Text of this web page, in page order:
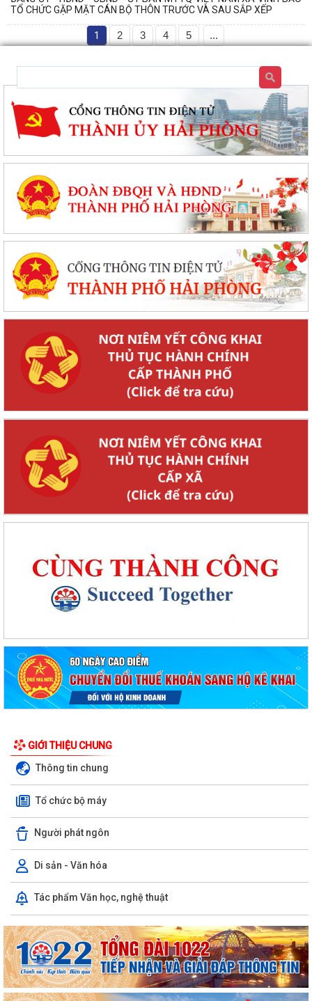
TỔ CHỨC GẶP MẶT CÁN BỘ THÔN TRƯỚC VÀ SAU SẮP XẾP
1 2 3 4 5 ...
GIỚI THIỆU CHUNG
Thông tin chung
Tổ chức bộ máy
Người phát ngôn
Di sản - Văn hóa
Tác phẩm Văn học, nghệ thuật